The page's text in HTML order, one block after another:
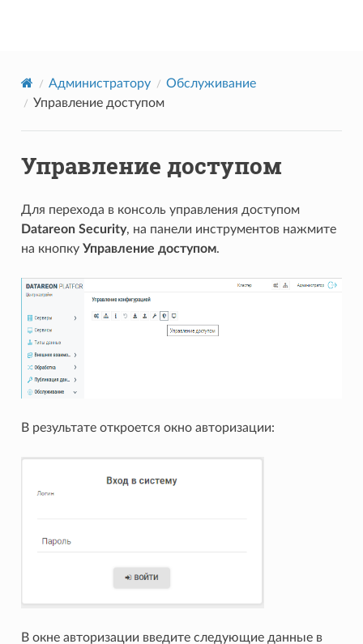
Администратору
Обслуживание
Управление доступом
Управление доступом
Для перехода в консоль управления доступом
Datareon Security, на панели инструментов нажмите
на кнопку Управление доступом.
В результате откроется окно авторизации:
В окне авторизации введите следующие данные в